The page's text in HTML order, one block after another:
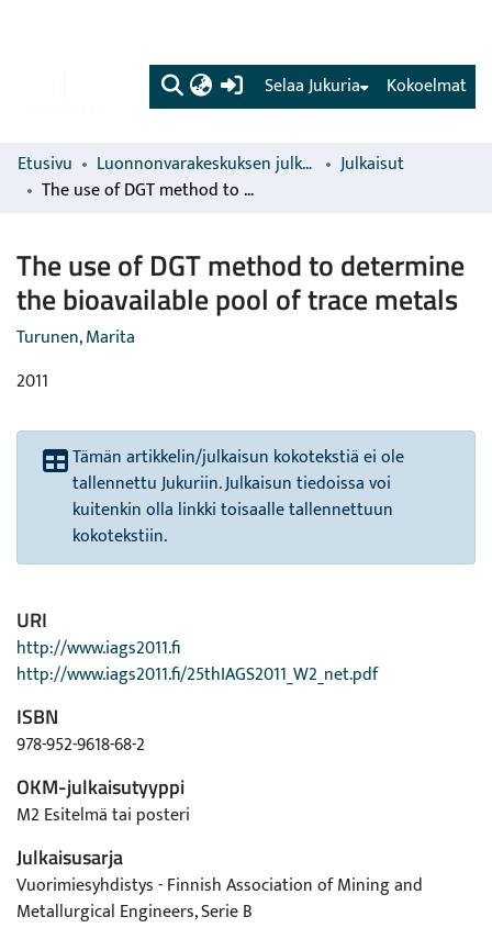
(current) Kokoelmat
Selaa Jukuria
Etusivu Luonnonvarakeskuksen julkaisut
Julkaisut
The use of DGT method to determine the bioavailable pool of trace metals
The use of DGT method to determine
the bioavailable pool of trace metals
Turunen, Marita
2011
Tämän artikkelin/julkaisun kokotekstiä ei ole
tallennettu Jukuriin. Julkaisun tiedoissa voi
kuitenkin olla linkki toisaalle tallennettuun
kokotekstiin.
URI
http://www.iags2011.fi
http://www.iags2011.fi/25thIAGS2011_W2_net.pdf
ISBN
978-952-9618-68-2
OKM-julkaisutyyppi
M2 Esitelmä tai posteri
Julkaisusarja
Vuorimiesyhdistys - Finnish Association of Mining and
Metallurgical Engineers, Serie B